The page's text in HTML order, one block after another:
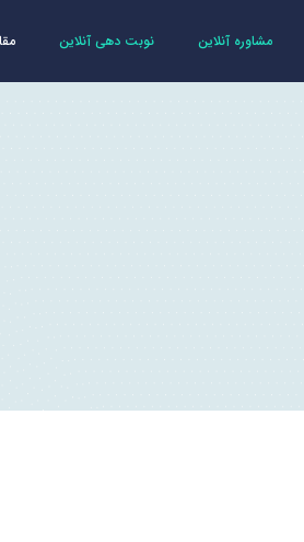
مشاوره آنلاین نوبت دهی آنلاین